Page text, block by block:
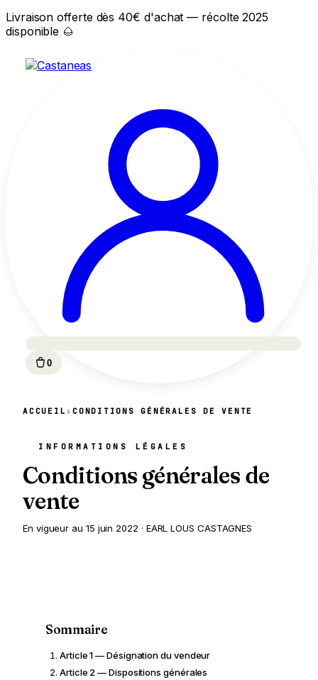
Livraison offerte dès 40€ d'achat — récolte 2025
disponible 🌰
0
ACCUEIL ›CONDITIONS GÉNÉRALES DE VENTE
INFORMATIONS LÉGALES
Conditions générales de
vente
En vigueur au 15 juin 2022 · EARL LOUS CASTAGNES
Sommaire
Article 1 — Désignation du vendeur
Article 2 — Dispositions générales